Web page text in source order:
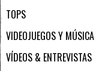
TOPS
VIDEOJUEGOS Y MÚSICA
VÍDEOS & ENTREVISTAS